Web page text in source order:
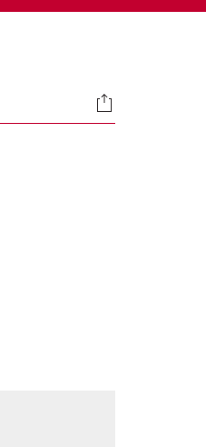
Socials